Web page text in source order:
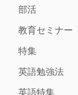
部活
教育セミナー
特集
英語勉強法
英語特集